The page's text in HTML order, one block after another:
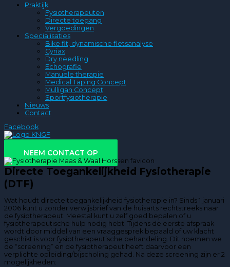
Praktijk
Fysiotherapeuten
Directe toegang
Vergoedingen
Specialisaties
Bike fit, dynamische fietsanalyse
Cyriax
Dry needling
Echografie
Manuele therapie
Medical Taping Concept
Mulligan Concept
Sportfysiotherapie
Nieuws
Contact
Facebook
NEEM CONTACT OP
Directe Toegankelijkheid Fysiotherapie
(DTF)
Wat houdt directe toegankelijkheid fysiotherapie in? Sinds 1 januari
2006 kunt u zonder verwijsbrief van de huisarts rechtstreeks naar
de fysiotherapeut. Meestal kunt u zelf goed bepalen of u
fysiotherapeutische hulp nodig hebt. Tijdens de eerste afspraak
wordt door middel van een vraaggesprek bepaald of uw klacht
geschikt is voor fysiotherapeutische behandeling. Dit noemen we
de “screening” en de fysiotherapeut heeft daarvoor een
verplichte opleiding/bijscholing gehad. Na deze screening zijn er 2
mogelijkheden: